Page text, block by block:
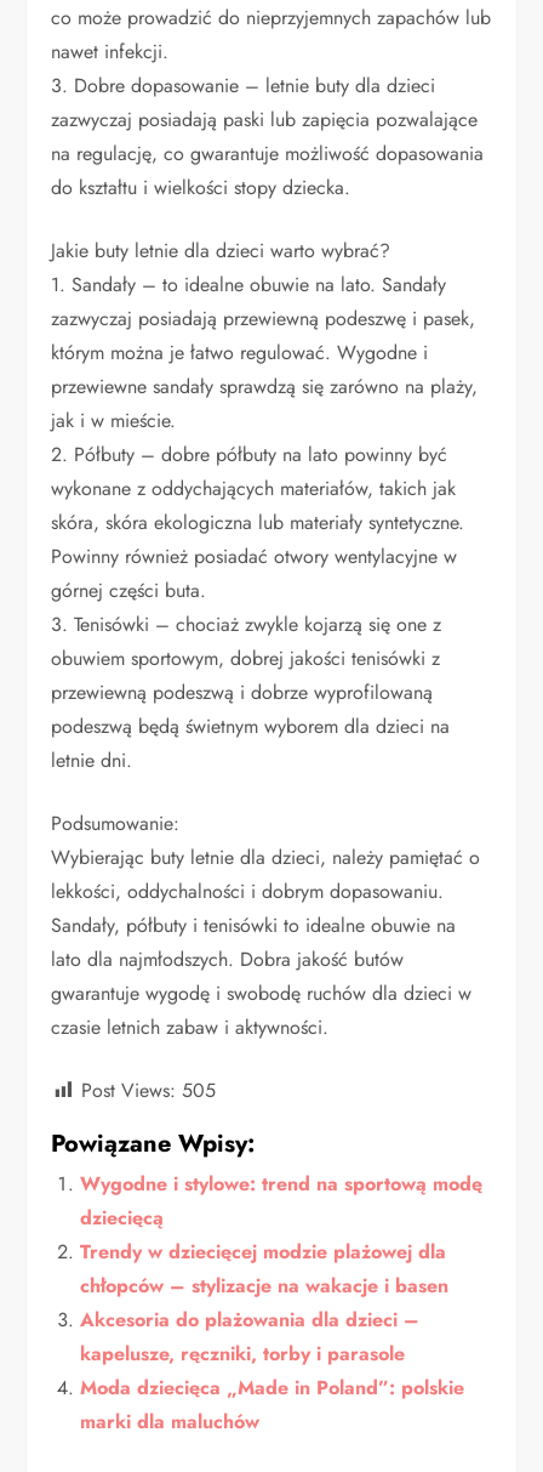
co może prowadzić do nieprzyjemnych zapachów lub
nawet infekcji.
3. Dobre dopasowanie – letnie buty dla dzieci
zazwyczaj posiadają paski lub zapięcia pozwalające
na regulację, co gwarantuje możliwość dopasowania
do kształtu i wielkości stopy dziecka.
Jakie buty letnie dla dzieci warto wybrać?
1. Sandały – to idealne obuwie na lato. Sandały
zazwyczaj posiadają przewiewną podeszwę i pasek,
którym można je łatwo regulować. Wygodne i
przewiewne sandały sprawdzą się zarówno na plaży,
jak i w mieście.
2. Półbuty – dobre półbuty na lato powinny być
wykonane z oddychających materiałów, takich jak
skóra, skóra ekologiczna lub materiały syntetyczne.
Powinny również posiadać otwory wentylacyjne w
górnej części buta.
3. Tenisówki – chociaż zwykle kojarzą się one z
obuwiem sportowym, dobrej jakości tenisówki z
przewiewną podeszwą i dobrze wyprofilowaną
podeszwą będą świetnym wyborem dla dzieci na
letnie dni.
Podsumowanie:
Wybierając buty letnie dla dzieci, należy pamiętać o
lekkości, oddychalności i dobrym dopasowaniu.
Sandały, półbuty i tenisówki to idealne obuwie na
lato dla najmłodszych. Dobra jakość butów
gwarantuje wygodę i swobodę ruchów dla dzieci w
czasie letnich zabaw i aktywności.
Post Views: 505
Powiązane Wpisy:
Wygodne i stylowe: trend na sportową modę
dziecięcą
Trendy w dziecięcej modzie plażowej dla
chłopców – stylizacje na wakacje i basen
Akcesoria do plażowania dla dzieci –
kapelusze, ręczniki, torby i parasole
Moda dziecięca „Made in Poland”: polskie
marki dla maluchów